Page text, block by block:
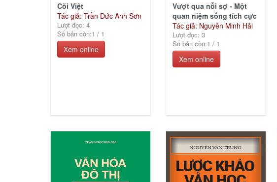
Cõi Việt
Tác giả: Trần Đức Anh Sơn
Lượt đọc: 4
Số bản còn:1 /1
Xem online
Vượt qua nỗi sợ - Một
quan niệm sống tích cực
Tác giả: Nguyễn Minh Hải
Lượt đọc: 3
Số bản còn:1 /1
Xem online